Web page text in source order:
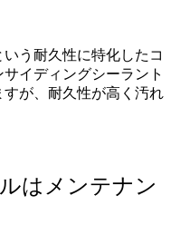
う耐久性に特化したコ
イディングシーラント
が、耐久性が高く汚れ
はメンテナン